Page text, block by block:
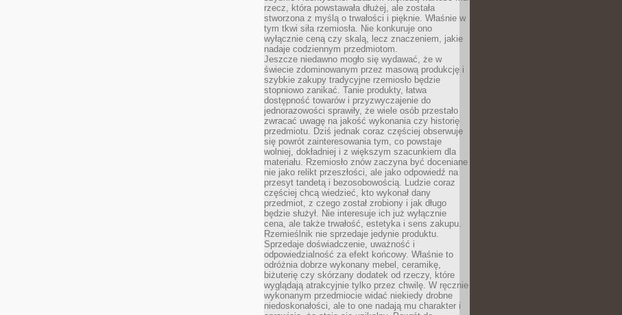
rzecz, która powstawała dłużej, ale została
stworzona z myślą o trwałości i pięknie. Właśnie w
tym tkwi siła rzemiosła. Nie konkuruje ono
wyłącznie ceną czy skalą, lecz znaczeniem, jakie
nadaje codziennym przedmiotom.
Jeszcze niedawno mogło się wydawać, że w
świecie zdominowanym przez masową produkcję i
szybkie zakupy tradycyjne rzemiosło będzie
stopniowo zanikać. Tanie produkty, łatwa
dostępność towarów i przyzwyczajenie do
jednorazowości sprawiły, że wiele osób przestało
zwracać uwagę na jakość wykonania czy historię
przedmiotu. Dziś jednak coraz częściej obserwuje
się powrót zainteresowania tym, co powstaje
wolniej, dokładniej i z większym szacunkiem dla
materiału. Rzemiosło znów zaczyna być doceniane
nie jako relikt przeszłości, ale jako odpowiedź na
przesyt tandetą i bezosobowością. Ludzie coraz
częściej chcą wiedzieć, kto wykonał dany
przedmiot, z czego został zrobiony i jak długo
będzie służył. Nie interesuje ich już wyłącznie
cena, ale także trwałość, estetyka i sens zakupu.
Rzemieślnik nie sprzedaje jedynie produktu.
Sprzedaje doświadczenie, uważność i
odpowiedzialność za efekt końcowy. Właśnie to
odróżnia dobrze wykonany mebel, ceramikę,
biżuterię czy skórzany dodatek od rzeczy, które
wyglądają atrakcyjnie tylko przez chwilę. W ręcznie
wykonanym przedmiocie widać niekiedy drobne
niedoskonałości, ale to one nadają mu charakter i